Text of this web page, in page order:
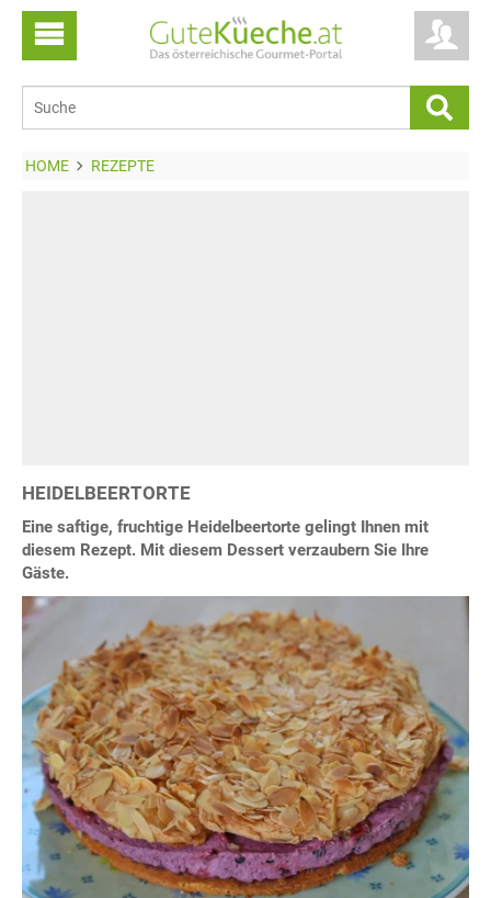
HOME REZEPTE
HEIDELBEERTORTE
Eine saftige, fruchtige Heidelbeertorte gelingt Ihnen mit
diesem Rezept. Mit diesem Dessert verzaubern Sie Ihre
Gäste.